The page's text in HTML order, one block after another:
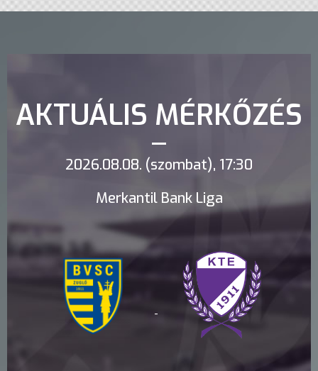
AKTUÁLIS MÉRKŐZÉS
2026.08.08. (szombat), 17:30
Merkantil Bank Liga
-